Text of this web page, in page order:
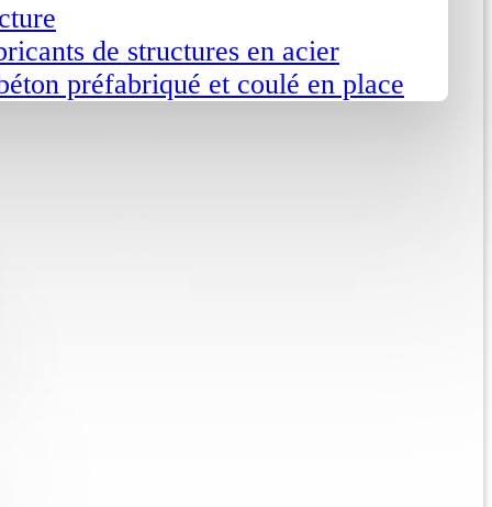
de structures en acier
préfabriqué et coulé en place